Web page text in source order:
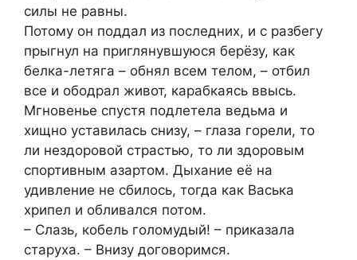
силы не равны.
Потому он поддал из последних, и с разбегу
прыгнул на приглянувшуюся берёзу, как
белка-летяга – обнял всем телом, – отбил
все и ободрал живот, карабкаясь ввысь.
Мгновенье спустя подлетела ведьма и
хищно уставилась снизу, – глаза горели, то
ли нездоровой страстью, то ли здоровым
спортивным азартом. Дыхание её на
удивление не сбилось, тогда как Васька
хрипел и обливался потом.
– Слазь, кобель голомудый! – приказала
старуха. – Внизу договоримся.